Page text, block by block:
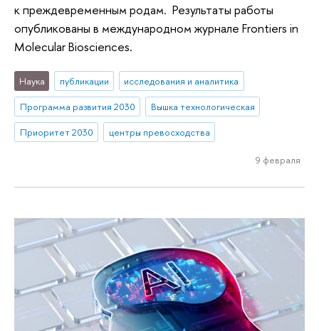
к преждевременным родам. Результаты работы
опубликованы в международном журнале Frontiers in
Molecular Biosciences.
Наука публикации
исследования и аналитика
Программа развития 2030
Вышка технологическая
Приоритет 2030
центры превосходства
9 февраля